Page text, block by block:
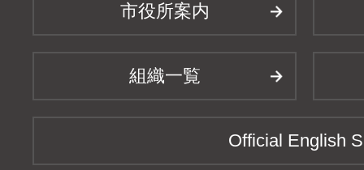
市役所案内
組織一覧
Official English